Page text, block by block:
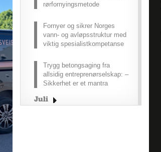
rørfornyingsmetode
Fornyer og sikrer Norges
vann- og avløpsstruktur med
viktig spesialistkompetanse
Trygg betongsaging fra
allsidig entreprenørselskap: –
Sikkerhet er et mantra
Juli